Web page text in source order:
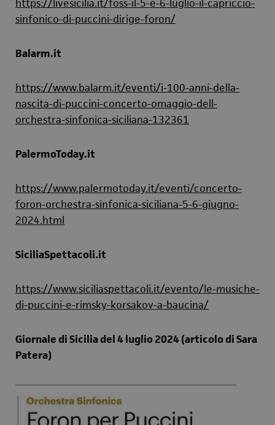
https://livesicilia.it/foss-il-5-e-6-luglio-il-capriccio-
sinfonico-di-puccini-dirige-foron/
Balarm.it
https://www.balarm.it/eventi/i-100-anni-della-
nascita-di-puccini-concerto-omaggio-dell-
orchestra-sinfonica-siciliana-132361
PalermoToday.it
https://www.palermotoday.it/eventi/concerto-
foron-orchestra-sinfonica-siciliana-5-6-giugno-
2024.html
SiciliaSpettacoli.it
https://www.siciliaspettacoli.it/evento/le-musiche-
di-puccini-e-rimsky-korsakov-a-baucina/
Giornale di Sicilia del 4 luglio 2024 (articolo di Sara
Patera)